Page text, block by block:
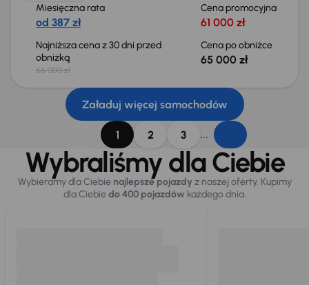
Miesięczna rata
od 387 zł
Cena promocyjna
61 000 zł
Najniższa cena z 30 dni przed
obniżką
66 000 zł
Cena po obniżce
65 000 zł
Załaduj więcej samochodów
1 2 3 ...
Wybraliśmy dla Ciebie
Wybieramy dla Ciebie najlepsze pojazdy z naszej oferty. Kupimy
dla Ciebiedo 400 pojazdówkażdego dnia.